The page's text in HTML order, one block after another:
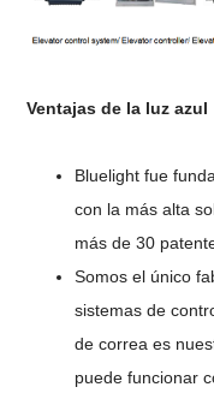
Ventajas de la luz azul
Bluelight fue
con la más alta
más de 30
Somos el único
sistemas de
de correa es
puede funcionar